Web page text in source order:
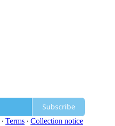
Subscribe
∙ Terms ∙ Collection notice